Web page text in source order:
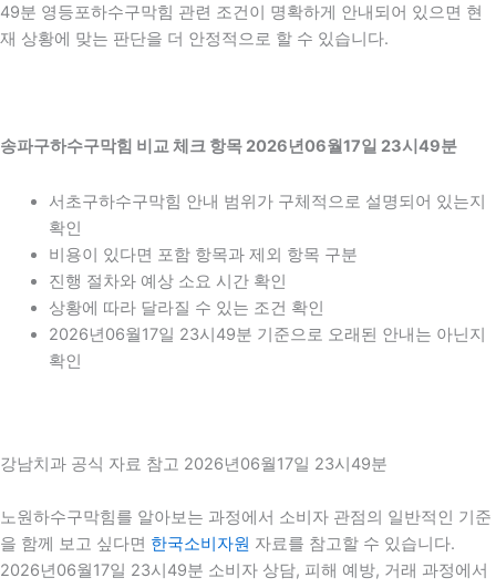
49분 영등포하수구막힘 관련 조건이 명확하게 안내되어 있으면 현
재 상황에 맞는 판단을 더 안정적으로 할 수 있습니다.
송파구하수구막힘 비교 체크 항목 2026년06월17일 23시49분
서초구하수구막힘 안내 범위가 구체적으로 설명되어 있는지
확인
비용이 있다면 포함 항목과 제외 항목 구분
진행 절차와 예상 소요 시간 확인
상황에 따라 달라질 수 있는 조건 확인
2026년06월17일 23시49분 기준으로 오래된 안내는 아닌지
확인
강남치과 공식 자료 참고 2026년06월17일 23시49분
노원하수구막힘를 알아보는 과정에서 소비자 관점의 일반적인 기준
을 함께 보고 싶다면 한국소비자원 자료를 참고할 수 있습니다.
2026년06월17일 23시49분 소비자 상담, 피해 예방, 거래 과정에서